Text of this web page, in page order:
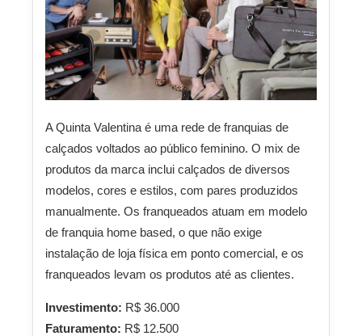
A Quinta Valentina é uma rede de franquias de
calçados voltados ao público feminino. O mix de
produtos da marca inclui calçados de diversos
modelos, cores e estilos, com pares produzidos
manualmente. Os franqueados atuam em modelo
de franquia home based, o que não exige
instalação de loja física em ponto comercial, e os
franqueados levam os produtos até as clientes.
Investimento: R$ 36.000
Faturamento: R$ 12.500